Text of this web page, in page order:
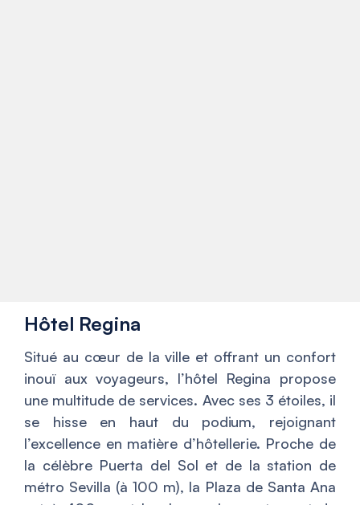
Hôtel Regina
Situé au cœur de la ville et offrant un confort
inouï aux voyageurs, l’hôtel Regina propose
une multitude de services. Avec ses 3 étoiles, il
se hisse en haut du podium, rejoignant
l’excellence en matière d’hôtellerie. Proche de
la célèbre Puerta del Sol et de la station de
métro Sevilla (à 100 m), la Plaza de Santa Ana